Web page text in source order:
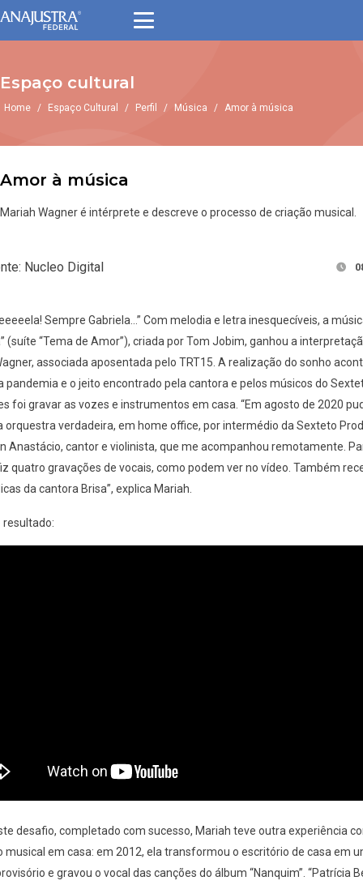
Espaço cultural
Home / Espaço Cultural / Perfil / Música / Amor à música
Amor à música
Mariah Wagner é intérprete e descreve o processo de criação musical.
Nucleo Digital
Sempre Gabriela…” Com melodia e letra inesquecíveis, a
(suíte “Tema de Amor”), criada por Tom Jobim, ganhou a
associada aposentada pelo TRT15. A realização do sonho
pandemia e o jeito encontrado pela cantora e pelos músicos do
foi gravar as vozes e instrumentos em casa. “Em agosto de 2020
orquestra verdadeira, em home office, por intermédio da Sexteto
Anastácio, cantor e violinista, que me acompanhou remotamente.
quatro gravações de vocais, como podem ver no vídeo. Também
da cantora Brisa”, explica Mariah.
resultado:
desafio, completado com sucesso, Mariah teve outra experiência
musical em casa: em 2012, ela transformou o escritório de casa em
e gravou o vocal das canções do álbum “Nanquim”. “Patrícia